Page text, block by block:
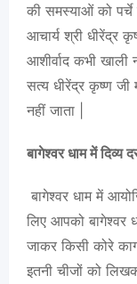
की समस्याओं को पर्चे
आचार्य श्री धीरेंद्र
आशीर्वाद कभी
सत्य धीरेंद्र कृष्ण जी
नहीं जाता |
बागेश्वर धाम में
बागेश्वर धाम में
लिए आपको बागेश्वर
जाकर किसी कोरे
इतनी चीजों को